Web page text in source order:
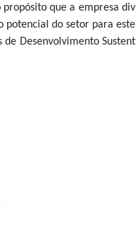
que a empresa div
potencial do setor para este
Desenvolvimento Sustent